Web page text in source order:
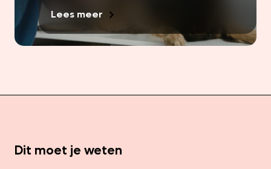
Lees meer
Dit moet je weten